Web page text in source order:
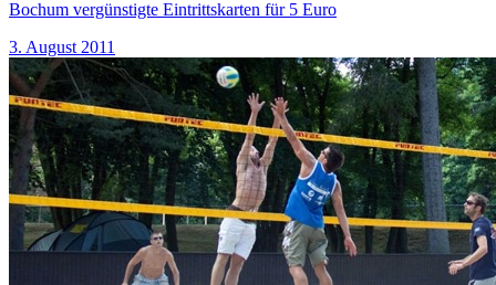
Bochum vergünstigte Eintrittskarten für 5 Euro
3. August 2011